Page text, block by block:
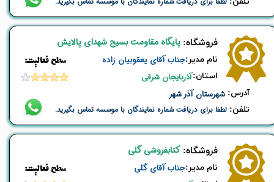
شهرستان آذر شهر ​آدرس:
​فروشگاه:
نام ​مدیر:
استان:
​​سطح فعالیت:
آذربایجان شرقی
جناب آقای یعقوبیان زاده
تلفن: لطفا برای دریافت شماره نمایندگان با موسسه تماس بگیرید.
پایگاه مقاومت بسیج شهدای پالایش
​فروشگاه:
نام ​مدیر:
​​سطح فعالیت: جناب آقای گلی
کتابفروشی گلی